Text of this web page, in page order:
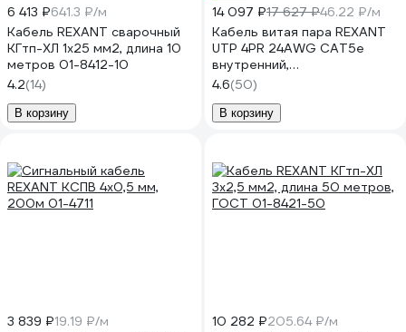
6 413 ₽641.3 ₽/м
Кабель REXANT сварочный
КГтп-ХЛ 1х25 мм2, длина 10
метров 01-8412-10
4.2(14)
В корзину
14 097 ₽17 627 ₽46.22 ₽/м
Кабель витая пара REXANT
UTP 4PR 24AWG CAT5e
внутренний,
однопроволочный, серый,
305м 01-0043
4.6(50)
В корзину
3 839 ₽19.19 ₽/м
10 282 ₽205.64 ₽/м